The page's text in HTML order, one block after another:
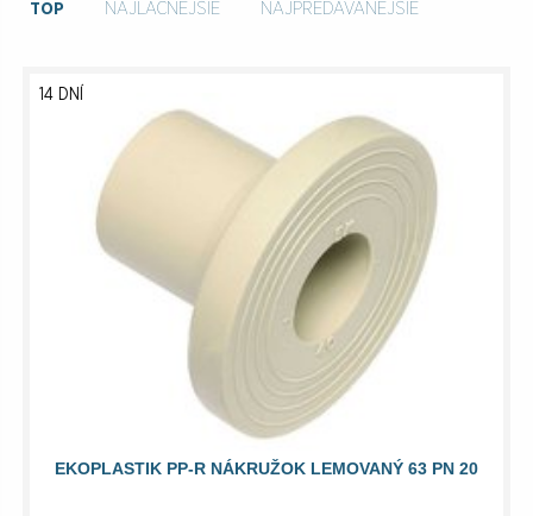
TOP NAJLACNEJŠIE NAJPREDÁVANEJŠIE
EKOPLASTIK PP-R NÁKRUŽOK LEMOVANÝ 63 PN 20
14 DNÍ